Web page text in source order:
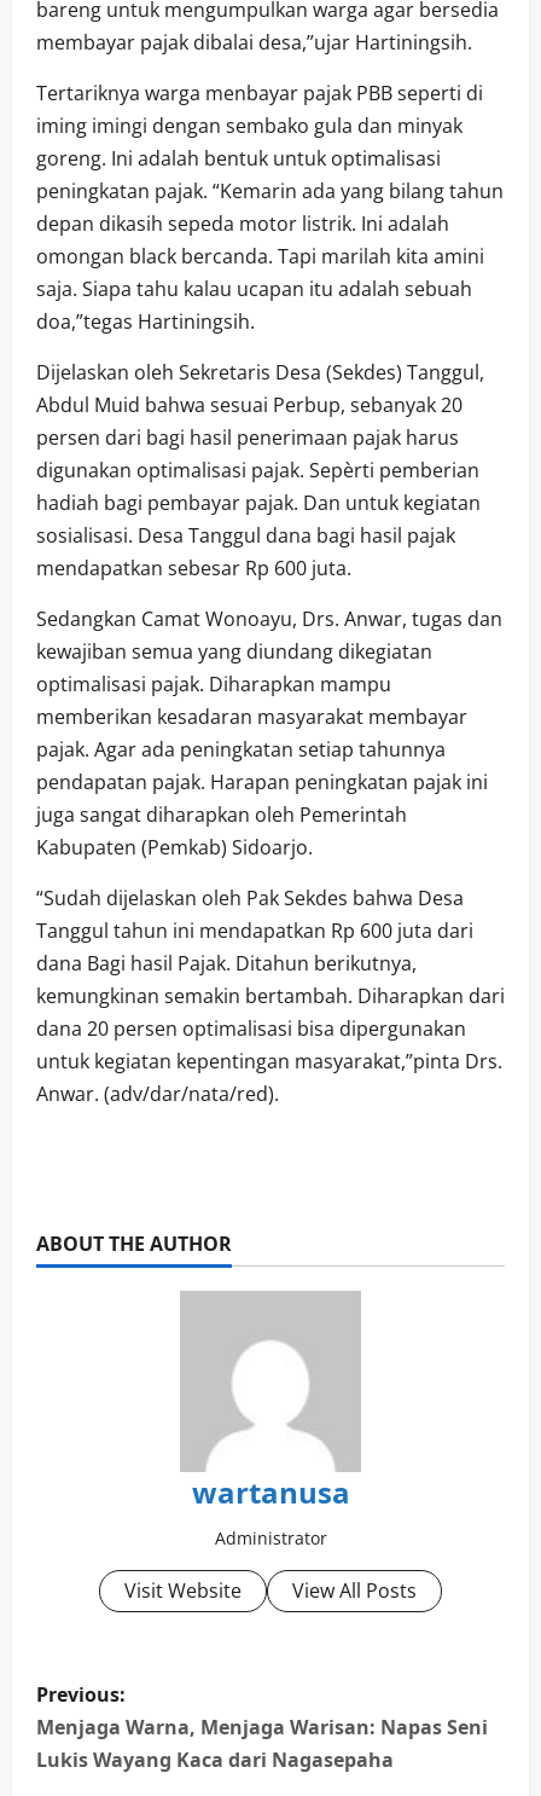
bareng untuk mengumpulkan warga agar bersedia
membayar pajak dibalai desa,”ujar Hartiningsih.
Tertariknya warga menbayar pajak PBB seperti di
iming imingi dengan sembako gula dan minyak
goreng. Ini adalah bentuk untuk optimalisasi
peningkatan pajak. “Kemarin ada yang bilang tahun
depan dikasih sepeda motor listrik. Ini adalah
omongan black bercanda. Tapi marilah kita amini
saja. Siapa tahu kalau ucapan itu adalah sebuah
doa,”tegas Hartiningsih.
Dijelaskan oleh Sekretaris Desa (Sekdes) Tanggul,
Abdul Muid bahwa sesuai Perbup, sebanyak 20
persen dari bagi hasil penerimaan pajak harus
digunakan optimalisasi pajak. Sepèrti pemberian
hadiah bagi pembayar pajak. Dan untuk kegiatan
sosialisasi. Desa Tanggul dana bagi hasil pajak
mendapatkan sebesar Rp 600 juta.
Sedangkan Camat Wonoayu, Drs. Anwar, tugas dan
kewajiban semua yang diundang dikegiatan
optimalisasi pajak. Diharapkan mampu
memberikan kesadaran masyarakat membayar
pajak. Agar ada peningkatan setiap tahunnya
pendapatan pajak. Harapan peningkatan pajak ini
juga sangat diharapkan oleh Pemerintah
Kabupaten (Pemkab) Sidoarjo.
“Sudah dijelaskan oleh Pak Sekdes bahwa Desa
Tanggul tahun ini mendapatkan Rp 600 juta dari
dana Bagi hasil Pajak. Ditahun berikutnya,
kemungkinan semakin bertambah. Diharapkan dari
dana 20 persen optimalisasi bisa dipergunakan
untuk kegiatan kepentingan masyarakat,”pinta Drs.
Anwar. (adv/dar/nata/red).
ABOUT THE AUTHOR
wartanusa
Administrator
Visit Website View All Posts
P
o
Previous:
Menjaga Warna, Menjaga Warisan: Napas Seni
Lukis Wayang Kaca dari Nagasepaha